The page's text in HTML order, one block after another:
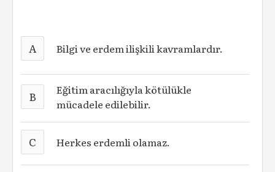
A Bilgi ve erdem ilişkili kavramlardır.
B
Eğitim aracılığıyla kötülükle
mücadele edilebilir.
C Herkes erdemli olamaz.